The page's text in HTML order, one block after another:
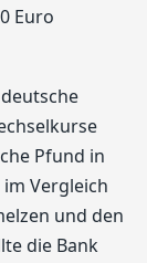
Euro
Pfund in
Vergleich
und den
die Bank